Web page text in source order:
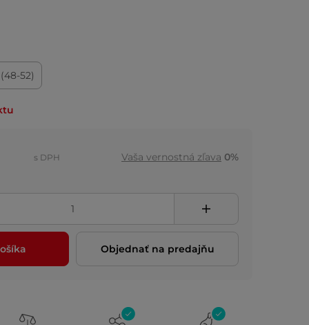
52)
s DPH Vaša vernostná zľava 0%
Objednať na predajňu